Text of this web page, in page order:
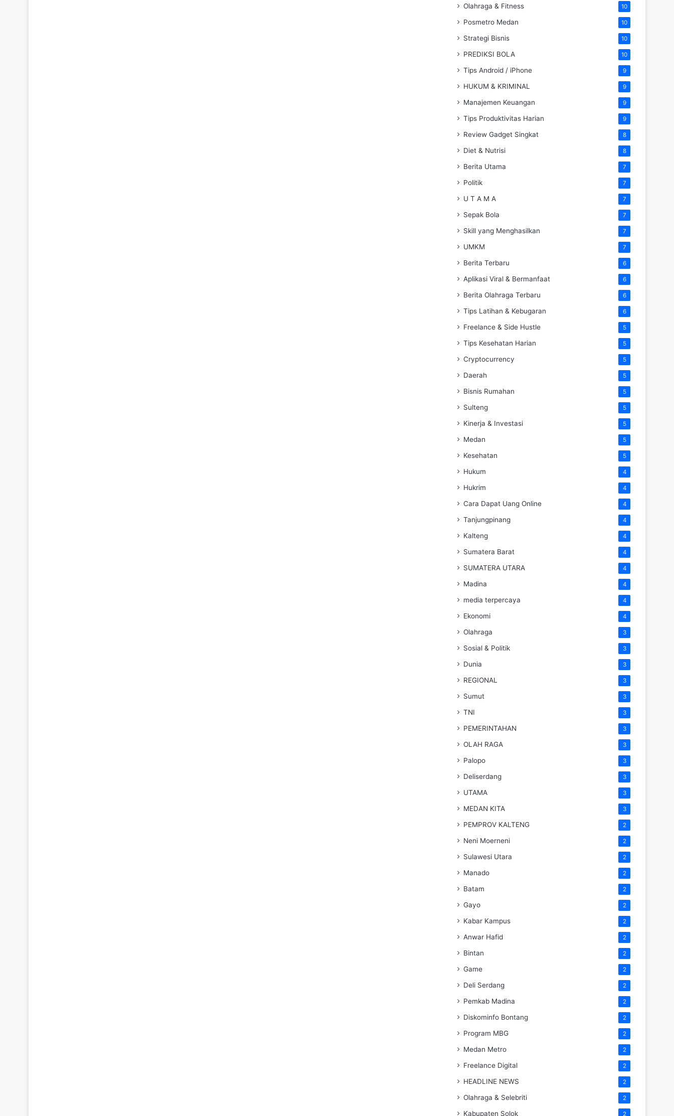
Olahraga & Fitness 10
Posmetro Medan 10
Strategi Bisnis 10
PREDIKSI BOLA 10
Tips Android / iPhone 9
HUKUM & KRIMINAL 9
Manajemen Keuangan 9
Tips Produktivitas Harian 9
Review Gadget Singkat 8
Diet & Nutrisi 8
Berita Utama 7
Politik 7
U T A M A 7
Sepak Bola 7
Skill yang Menghasilkan 7
UMKM 7
Berita Terbaru 6
Aplikasi Viral & Bermanfaat 6
Berita Olahraga Terbaru 6
Tips Latihan & Kebugaran 6
Freelance & Side Hustle 5
Tips Kesehatan Harian 5
Cryptocurrency 5
Daerah 5
Bisnis Rumahan 5
Sulteng 5
Kinerja & Investasi 5
Medan 5
Kesehatan 5
Hukum 4
Hukrim 4
Cara Dapat Uang Online 4
Tanjungpinang 4
Kalteng 4
Sumatera Barat 4
SUMATERA UTARA 4
Madina 4
media terpercaya 4
Ekonomi 4
Olahraga 3
Sosial & Politik 3
Dunia 3
REGIONAL 3
Sumut 3
TNI 3
PEMERINTAHAN 3
OLAH RAGA 3
Palopo 3
Deliserdang 3
UTAMA 3
MEDAN KITA 3
PEMPROV KALTENG 2
Neni Moerneni 2
Sulawesi Utara 2
Manado 2
Batam 2
Gayo 2
Kabar Kampus 2
Anwar Hafid 2
Bintan 2
Game 2
Deli Serdang 2
Pemkab Madina 2
Diskominfo Bontang 2
Program MBG 2
Medan Metro 2
Freelance Digital 2
HEADLINE NEWS 2
Olahraga & Selebriti 2
Kabupaten Solok 2